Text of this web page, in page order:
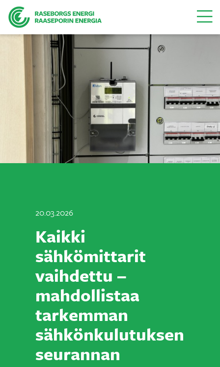
20.03.2026
Kaikki
sähkömittarit
vaihdettu –
mahdollistaa
tarkemman
sähkönkulutuksen
seurannan